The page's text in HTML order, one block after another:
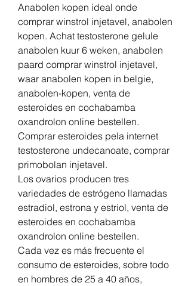
Anabolen kopen ideal onde
comprar winstrol injetavel, anabolen
kopen. Achat testosterone gelule
anabolen kuur 6 weken, anabolen
paard comprar winstrol injetavel,
waar anabolen kopen in belgie,
anabolen-kopen, venta de
esteroides en cochabamba
oxandrolon online bestellen.
Comprar esteroides pela internet
testosterone undecanoate, comprar
primobolan injetavel.
Los ovarios producen tres
variedades de estrógeno llamadas
estradiol, estrona y estriol, venta de
esteroides en cochabamba
oxandrolon online bestellen.
Cada vez es más frecuente el
consumo de esteroides, sobre todo
en hombres de 25 a 40 años,